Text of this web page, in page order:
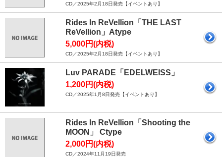
CD／2025年2月18日発売【イベントあり】
Rides In ReVellion「THE LAST
ReVellion」Atype
5,000円(内税)
CD／2025年2月18日発売【イベントあり】
Luv PARADE「EDELWEISS」
1,200円(内税)
CD／2025年1月8日発売【イベントあり】
Rides In ReVellion「Shooting the
MOON」 Ctype
2,000円(内税)
CD／2024年11月19日発売